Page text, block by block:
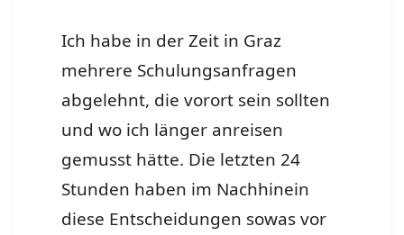
Ich habe in der Zeit in Graz
mehrere Schulungsanfragen
abgelehnt, die vorort sein sollten
und wo ich länger anreisen
gemusst hätte. Die letzten 24
Stunden haben im Nachhinein
diese Entscheidungen sowas vor